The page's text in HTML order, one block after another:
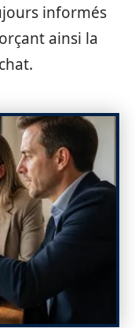
informés
ainsi la